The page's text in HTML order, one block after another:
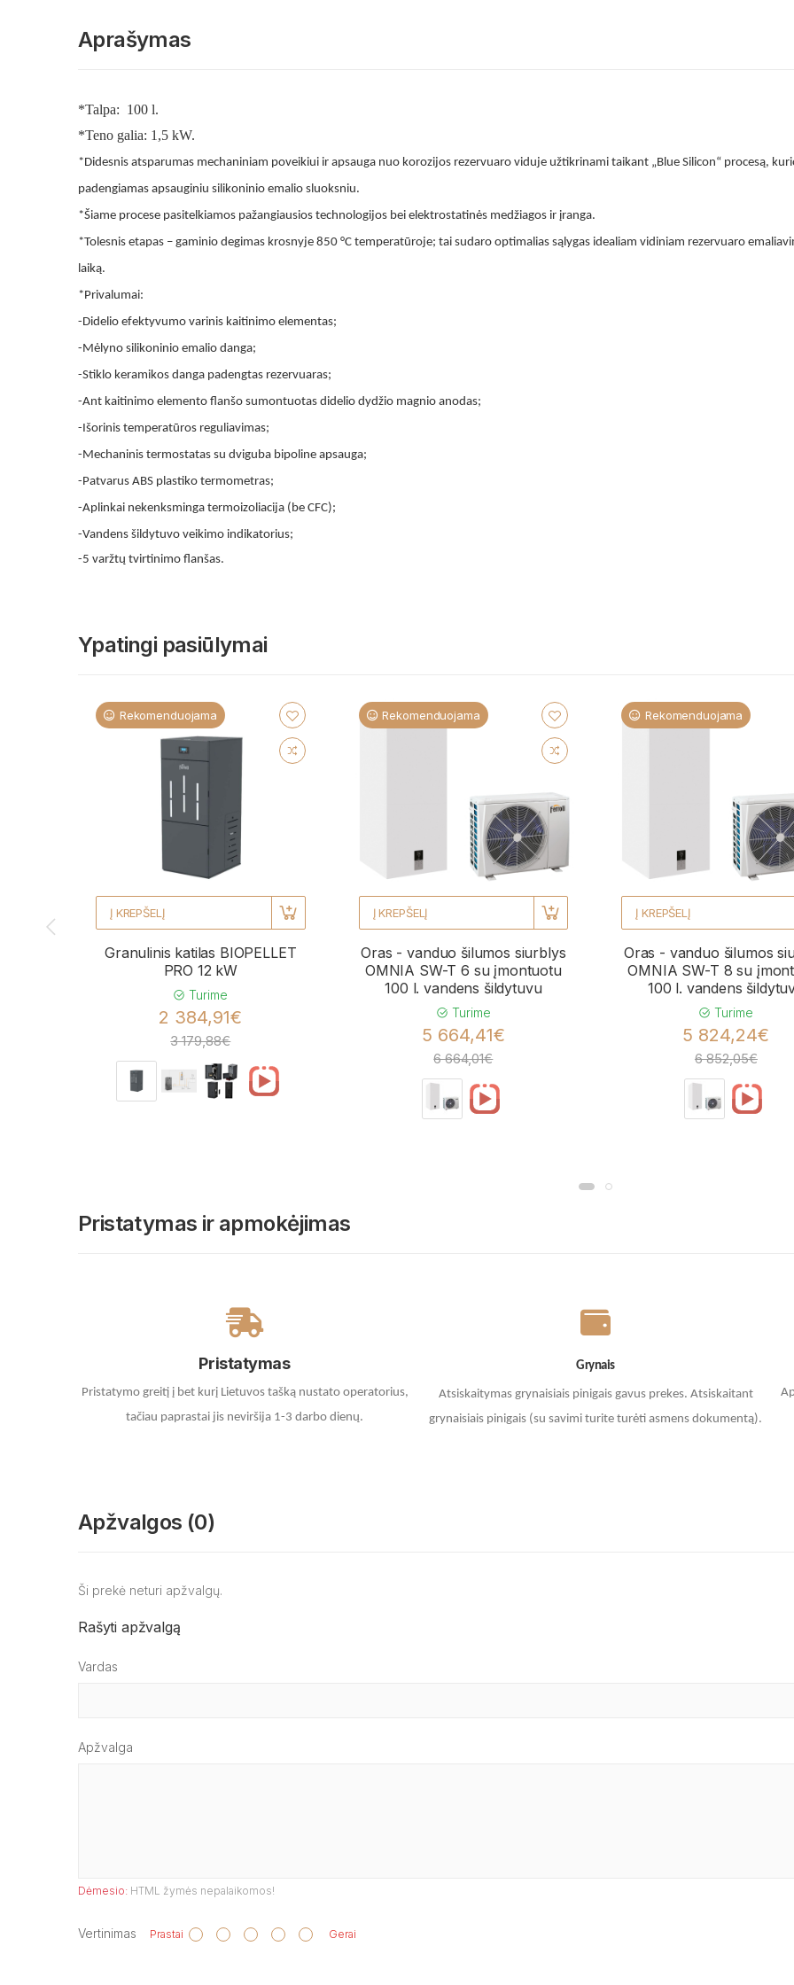
Aprašymas
*Talpa: 100 l.
*Teno galia: 1,5 kW.
*Didesnis atsparumas mechaniniam poveikiui ir apsauga nuo korozijos rezervuaro viduje užtikrinami taikant „Blue Silicon“ procesą,
padengiamas apsauginiu silikoninio emalio sluoksniu.
*Šiame procese pasitelkiamos pažangiausios technologijos bei elektrostatinės medžiagos ir įranga.
*Tolesnis etapas – gaminio degimas krosnyje 850 °C temperatūroje; tai sudaro optimalias sąlygas idealiam vidiniam rezervuaro
laiką.
*Privalumai:
-Didelio efektyvumo varinis kaitinimo elementas;
-Mėlyno silikoninio emalio danga;
-Stiklo keramikos danga padengtas rezervuaras;
-Ant kaitinimo elemento flanšo sumontuotas didelio dydžio magnio anodas;
-Išorinis temperatūros reguliavimas;
-Mechaninis termostatas su dviguba bipoline apsauga;
-Patvarus ABS plastiko termometras;
-Aplinkai nekenksminga termoizoliacija (be CFC);
-Vandens šildytuvo veikimo indikatorius;
-5 varžtų tvirtinimo flanšas.
Ypatingi pasiūlymai
Rekomenduojama
Į KREPŠELĮ
Granulinis katilas BIOPELLET
PRO 12 kW
Turime
2 384,91€
3 179,88€
Rekomenduojama
Į KREPŠELĮ
Oras - vanduo šilumos siurblys
OMNIA SW-T 6 su įmontuotu
100 l. vandens šildytuvu
Turime
5 664,41€
6 664,01€
Rekomenduojama
Į KREPŠELĮ
Oras - vanduo šilumos
OMNIA SW-T 8 su
100 l. vandens
Turime
5 824,24€
6 852,05€
Pristatymas ir apmokėjimas
Pristatymas
Pristatymo greitį į bet kurį Lietuvos tašką nustato operatorius,
tačiau paprastai jis neviršija 1-3 darbo dienų.
Grynais
Atsiskaitymas grynaisiais pinigais gavus prekes. Atsiskaitant
grynaisiais pinigais (su savimi turite turėti asmens dokumentą).
Apžvalgos (0)
Ši prekė neturi apžvalgų.
Rašyti apžvalgą
Vardas
Apžvalga
Dėmesio: HTML žymės nepalaikomos!
Vertinimas Prastai Gerai